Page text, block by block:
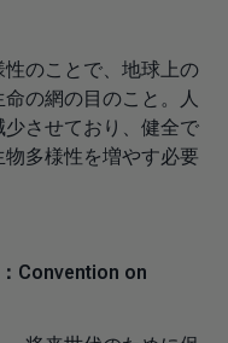
のことで、地球上の
の網の目のこと。人
させており、健全で
多様性を増やす必要
Convention on